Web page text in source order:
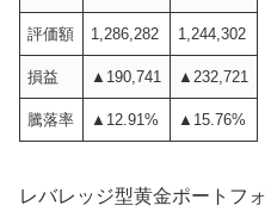
評価額 1,286,282 1,244,302
損益 ▲190,741 ▲232,721
騰落率 ▲12.91% ▲15.76%
レバレッジ型黄金ポートフ